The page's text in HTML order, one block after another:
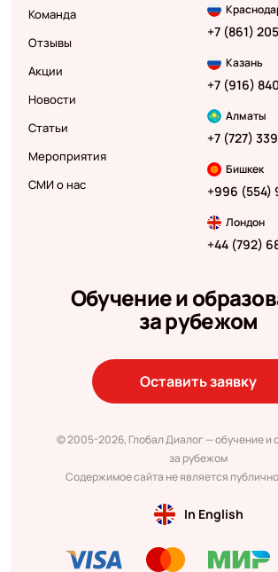
Команда
Отзывы
Акции
Новости
Статьи
Мероприятия
СМИ о нас
+7 (861)
Казань
+7 (916)
Алматы
+7 (727)
Бишкек
+996 (554)
Лондон
+44 (792)
Обучение и
за рубежом
Оставить заявку
© 2005-2026, Глобал Диалог — обучение и
за рубежом
Содержимое сайта не является
In English